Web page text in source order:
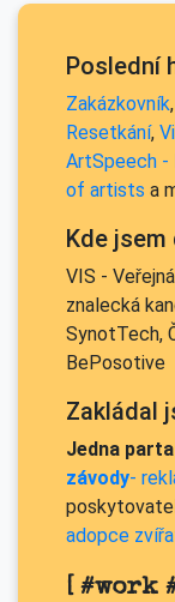
Poslední
Zakázkovník,
Resetkání,
ArtSpeech -
of artists a
Kde jsem
VIS -
znalecká
SynotTech,
BePosotive
Zakládal
Jedna parta
závody-
adopce
[ #work